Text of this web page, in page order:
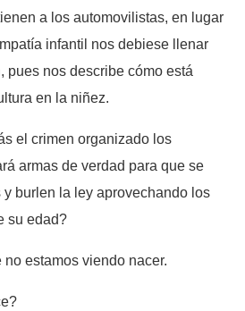
a los automovilistas, en lugar
infantil nos debiese llenar
pues nos describe cómo está
en la niñez.
el crimen organizado los
armas de verdad para que se
burlen la ley aprovechando los
su edad?
estamos viendo nacer.